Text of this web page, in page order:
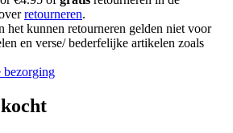
retourneren.
het kunnen retourneren gelden niet voor
en verse/ bederfelijke artikelen zoals
bezorging